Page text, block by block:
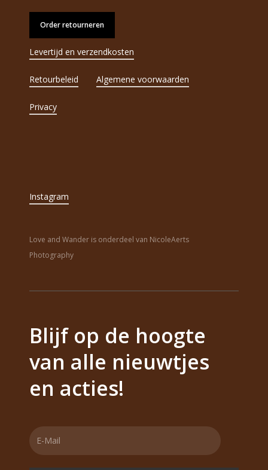
Order retourneren
Levertijd en verzendkosten
Retourbeleid Algemene voorwaarden
Privacy
Instagram
Love and Wander is onderdeel van NicoleAerts
Photography
Blijf op de hoogte
van alle nieuwtjes
en acties!